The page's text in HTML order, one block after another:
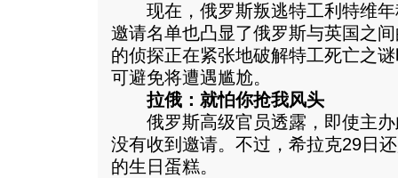
现在，俄罗斯叛逃特工利特维年
邀请名单也凸显了俄罗斯与英国之
的侦探正在紧张地破解特工死亡之
可避免将遭遇尴尬。
拉俄：就怕你抢我风头
俄罗斯高级官员透露，即使主办
没有收到邀请。不过，希拉克29日
的生日蛋糕。